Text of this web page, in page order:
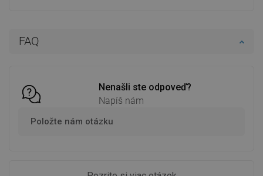
FAQ
Nenašli ste odpoveď?
Napíš nám
Položte nám otázku